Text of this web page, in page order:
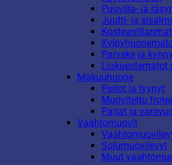
Puuvilla- ja
Juutti- ja
Parveke ja
Liukuestematot
Makuuhuone
Peitot ja tyynyt
Muovitettu
Patjat ja
Vaahtomuovit
Solumuovilevyt
Muut